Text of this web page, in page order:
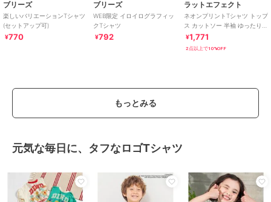
ブリーズ
楽しいバリエーションTシャツ
(セットアップ可)
¥770
ブリーズ
WEB限定 イロイログラフィッ
クTシャツ
¥792
ラットエフェクト
ネオンプリントTシャツ トップ
ス カットソー 半袖 ゆったり
夏 涼しい
¥1,771
2点以上で10%OFF
もっとみる
元気な毎日に、タフなロゴTシャツ